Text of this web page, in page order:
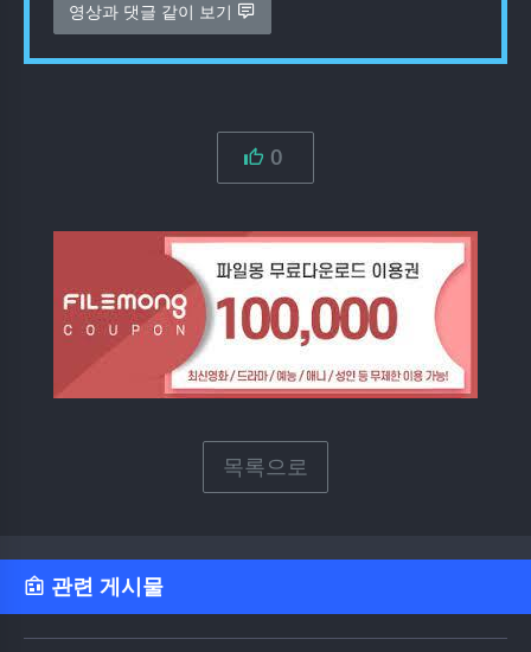
영상과 댓글 같이 보기
0
목록으로
관련 게시물